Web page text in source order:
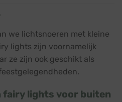
we lichtsnoeren met kleine
lights zijn voornamelijk
ze zijn ook geschikt als
fairy lights voor buiten